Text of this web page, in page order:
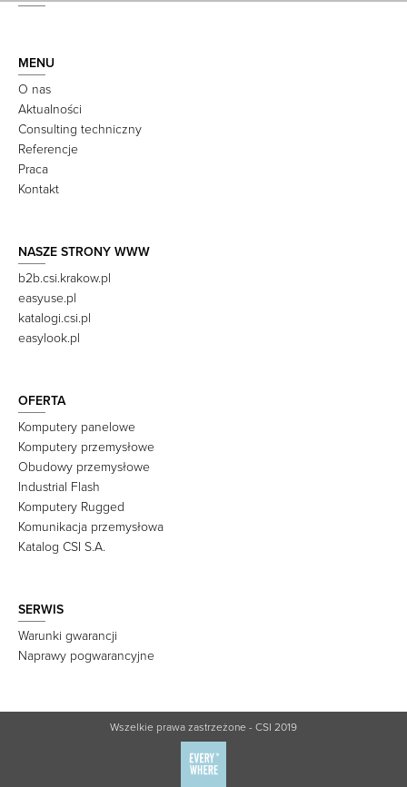
MENU
O nas
Aktualności
Consulting techniczny
Referencje
Praca
Kontakt
NASZE STRONY WWW
b2b.csi.krakow.pl
easyuse.pl
katalogi.csi.pl
easylook.pl
OFERTA
Komputery panelowe
Komputery przemysłowe
Obudowy przemysłowe
Industrial Flash
Komputery Rugged
Komunikacja przemysłowa
Katalog CSI S.A.
SERWIS
Warunki gwarancji
Naprawy pogwarancyjne
Wszelkie prawa zastrzeżone - CSI 2019